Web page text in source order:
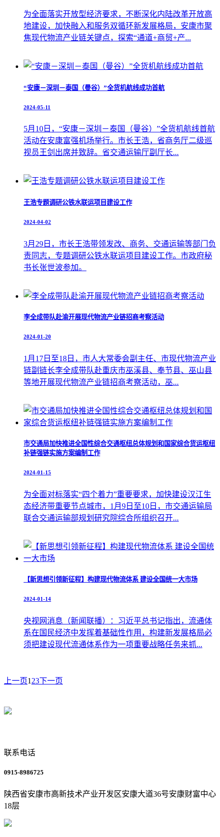
为全面落实开放型经济要求，不断深化内陆改革开放高
地建设，加快融入和服务双循环新发展格局，安康市聚
焦现代物流产业链关键点，探索“通道+商贸+产...
“安康－深圳－泰国（曼谷）”全货机航线成功首航
2024-05-11
5月10日，“安康－深圳－泰国（曼谷）”全货机航线首航
活动在安康富强机场举行。市长王浩，省商务厅二级巡
视员王剑出席并致辞。省交通运输厅副厅长...
王浩专题调研公铁水联运项目建设工作
2024-04-02
3月29日，市长王浩带领发改、商务、交通运输等部门负
责同志，专题调研公铁水联运项目建设工作。市政府秘
书长张世波参加。
李全成带队赴渝开展现代物流产业链招商考察活动
2024-01-20
1月17日至18日，市人大常委会副主任、市现代物流产业
链副链长李全成带队赴重庆市巫溪县、奉节县、巫山县
等地开展现代物流产业链招商考察活动，巫...
市交通局加快推进全国性综合交通枢纽总体规划和国家综合货运枢纽
补链强链实施方案编制工作
2024-01-15
为全面对标落实“四个着力”重要要求，加快建设汉江生
态经济带重要节点城市，1月9日至10日，市交通运输局
联合交通运输部规划研究院综合所组织召开...
【新思想引领新征程】构建现代物流体系 建设全国统一大市场
2024-01-14
央视网消息（新闻联播）：习近平总书记指出，流通体
系在国民经济中发挥着基础性作用，构建新发展格局必
须把建设现代流通体系作为一项重要战略任务来抓...
上一页1 23下一页
联系电话
0915-8986725
陕西省安康市高新技术产业开发区安康大道36号安康财富中心
18层